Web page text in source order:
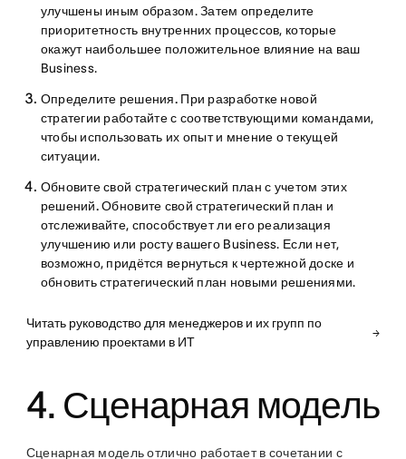
улучшены иным образом. Затем определите
приоритетность внутренних процессов, которые
окажут наибольшее положительное влияние на ваш
Business.
Определите решения. При разработке новой
стратегии работайте с соответствующими командами,
чтобы использовать их опыт и мнение о текущей
ситуации.
Обновите свой стратегический план с учетом этих
решений.Обновите свой стратегический план и
отслеживайте, способствует ли его реализация
улучшению или росту вашего Business. Если нет,
возможно, придётся вернуться к чертежной доске и
обновить стратегический план новыми решениями.
Читать руководство для менеджеров и их групп по
управлению проектами в ИТ
4. Сценарная модель
Сценарная модель отлично работает в сочетании с